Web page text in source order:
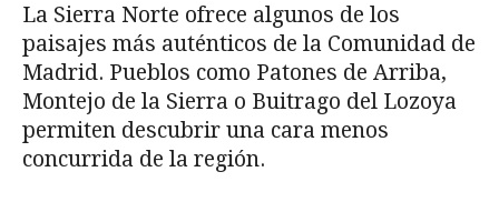
La Sierra Norte ofrece algunos de los
paisajes más auténticos de la Comunidad de
Madrid. Pueblos como Patones de Arriba,
Montejo de la Sierra o Buitrago del Lozoya
permiten descubrir una cara menos
concurrida de la región.